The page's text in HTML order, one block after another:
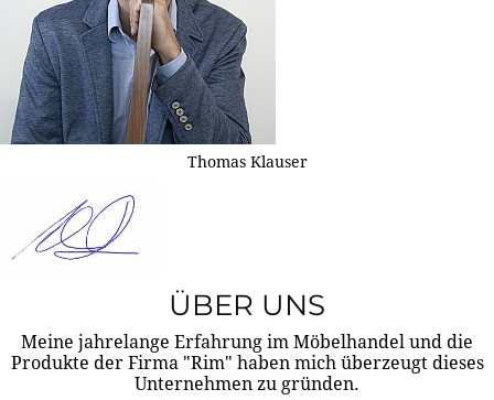
Thomas Klauser
ÜBER UNS
Meine jahrelange Erfahrung im Möbelhandel und die
Produkte der Firma "Rim" haben mich überzeugt dieses
Unternehmen zu gründen.